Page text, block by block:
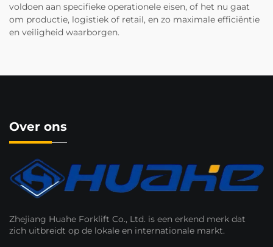
voldoen aan specifieke operationele eisen, of het nu gaat
om productie, logistiek of retail, en zo maximale efficiëntie
en veiligheid waarborgen.
Over ons
Zhejiang Huahe Forklift Co., Ltd. is een erkend merk dat
zich uitbreidt op de lokale en internationale markt.